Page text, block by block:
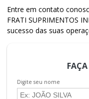
Entre em contato
FRATI SUPRIMENTOS
sucesso das suas
Digite seu nome